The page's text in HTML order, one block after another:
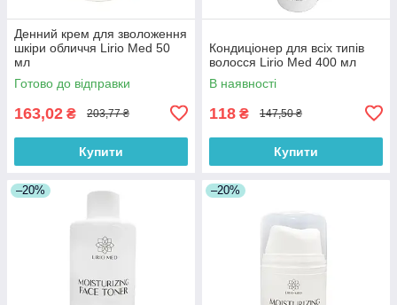
Денний крем для зволоження
шкіри обличчя Lirio Med 50
мл
Готово до відправки
163,02 ₴ 203,77 ₴
Купити
Кондиціонер для всіх типів
волосся Lirio Med 400 мл
В наявності
118 ₴ 147,50 ₴
Купити
–20% –20%